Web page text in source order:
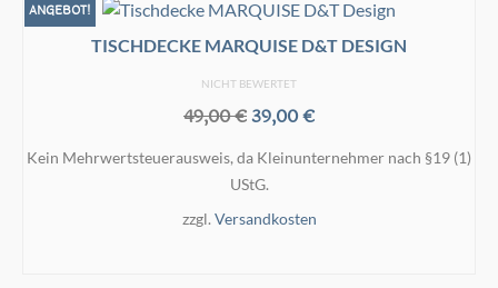
ANGEBOT!
TISCHDECKE MARQUISE D&T DESIGN
NICHT BEWERTET
49,00€Ursprünglicher
war:
49,00 €
39,00€Aktueller
ist:
Kein Mehrwertsteuerausweis, da Kleinunternehmer nach §19 (1)
UStG.
zzgl. Versandkosten